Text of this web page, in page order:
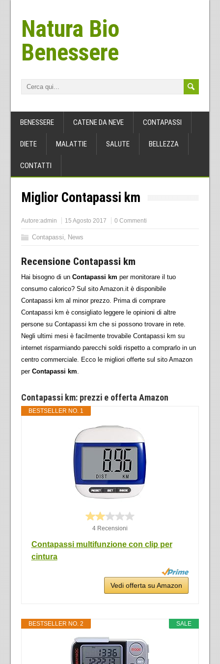
Natura Bio
Benessere
BENESSERE CATENE DA NEVE CONTAPASSI
DIETE MALATTIE SALUTE BELLEZZA
CONTATTI
Miglior Contapassi km
Autore:admin 15 Agosto 2017 0 Commenti
Contapassi, News
Recensione Contapassi km
Hai bisogno di un Contapassi km per monitorare il tuo
consumo calorico? Sul sito Amazon.it è disponibile
Contapassi km al minor prezzo. Prima di comprare
Contapassi km è consigliato leggere le opinioni di altre
persone su Contapassi km che si possono trovare in rete.
Negli ultimi mesi è facilmente trovabile Contapassi km su
internet risparmiando parecchi soldi rispetto a comprarlo in un
centro commerciale. Ecco le migliori offerte sul sito Amazon
per Contapassi km.
Contapassi km: prezzi e offerta Amazon
BESTSELLER NO. 1
4 Recensioni
Contapassi multifunzione con clip per
cintura
Vedi offerta su Amazon
SALE
BESTSELLER NO. 2